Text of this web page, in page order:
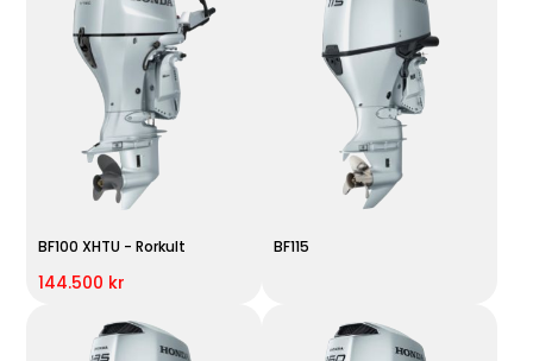
BF100 XHTU - Rorkult
144.500 kr
BF115